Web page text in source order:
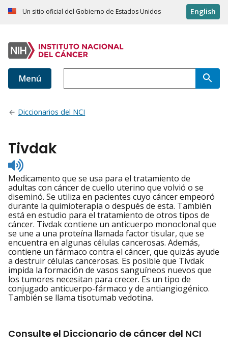
Un sitio oficial del Gobierno de Estados Unidos English
Menú
Diccionarios del NCI
Tivdak
Listen
to
pronunciation
Medicamento que se usa para el tratamiento de
adultas con cáncer de cuello uterino que volvió o se
diseminó. Se utiliza en pacientes cuyo cáncer empeoró
durante la quimioterapia o después de esta. También
está en estudio para el tratamiento de otros tipos de
cáncer. Tivdak contiene un anticuerpo monoclonal que
se une a una proteína llamada factor tisular, que se
encuentra en algunas células cancerosas. Además,
contiene un fármaco contra el cáncer, que quizás ayude
a destruir células cancerosas. Es posible que Tivdak
impida la formación de vasos sanguíneos nuevos que
los tumores necesitan para crecer. Es un tipo de
conjugado anticuerpo-fármaco y de antiangiogénico.
También se llama tisotumab vedotina.
Consulte el Diccionario de cáncer del NCI